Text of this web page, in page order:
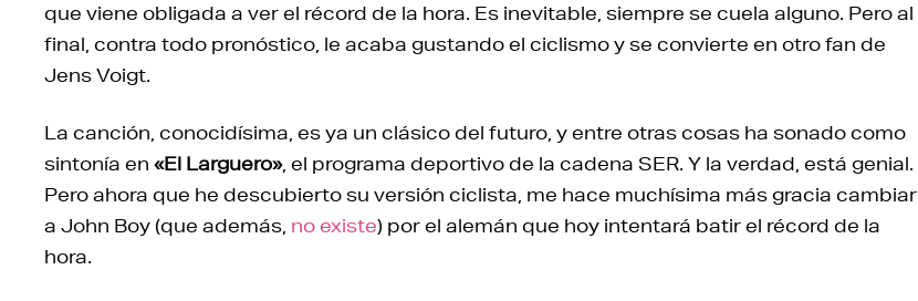
que viene obligada a ver el récord de la hora. Es inevitable, siempre se cuela alguno. Pero al
final, contra todo pronóstico, le acaba gustando el ciclismo y se convierte en otro fan de
Jens Voigt.
La canción, conocidísima, es ya un clásico del futuro, y entre otras cosas ha sonado como
sintonía en «El Larguero», el programa deportivo de la cadena SER. Y la verdad, está genial.
Pero ahora que he descubierto su versión ciclista, me hace muchísima más gracia cambiar
a John Boy (que además, no existe) por el alemán que hoy intentará batir el récord de la
hora.